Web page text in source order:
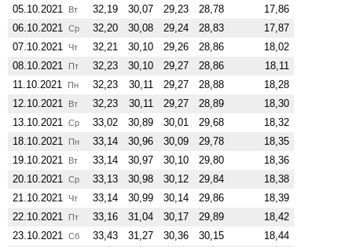
05.10.2021
Вт 32,19 30,07 29,23 28,78
17,86
06.10.2021
Ср 32,20 30,08 29,24 28,83
17,87
07.10.2021
Чт 32,21 30,10 29,26 28,86
18,02
08.10.2021
Пт 32,23 30,10 29,27 28,86
18,11
11.10.2021
Пн 32,23 30,11 29,27 28,88
18,28
12.10.2021
Вт 32,23 30,11 29,27 28,89
18,30
13.10.2021
Ср 33,02 30,89 30,01 29,68
18,32
18.10.2021
Пн 33,14 30,96 30,09 29,78
18,35
19.10.2021
Вт 33,14 30,97 30,10 29,80
18,36
20.10.2021
Ср 33,13 30,98 30,12 29,84
18,38
21.10.2021
Чт 33,14 30,99 30,14 29,86
18,39
22.10.2021
Пт 33,16 31,04 30,17 29,89
18,42
23.10.2021
Сб 33,43 31,27 30,36 30,15
18,44